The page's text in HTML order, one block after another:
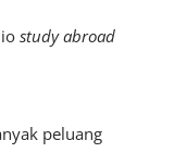
study abroad
peluang